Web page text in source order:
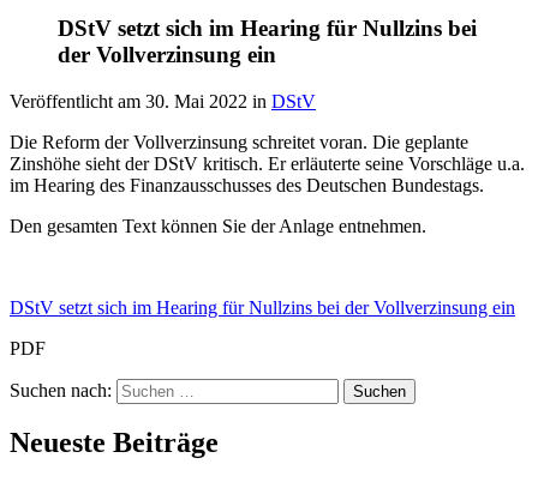
DStV setzt sich im Hearing für Nullzins bei
der Vollverzinsung ein
Veröffentlicht am 30. Mai 2022 in DStV
Die Reform der Vollverzinsung schreitet voran. Die geplante
Zinshöhe sieht der DStV kritisch. Er erläuterte seine Vorschläge u.a.
im Hearing des Finanzausschusses des Deutschen Bundestags.
Den gesamten Text können Sie der Anlage entnehmen.
DStV setzt sich im Hearing für Nullzins bei der Vollverzinsung ein
PDF
Suchen nach:
Neueste Beiträge